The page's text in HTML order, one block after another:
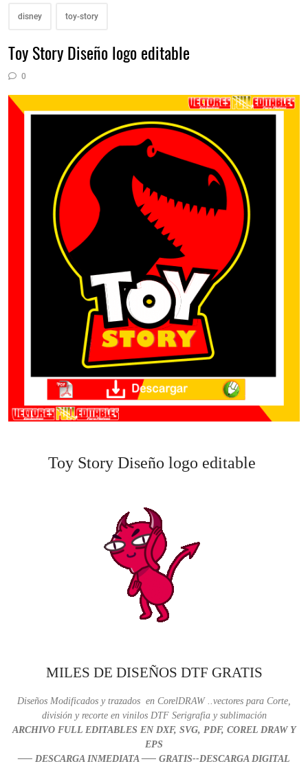
disney toy-story
Toy Story Diseño logo editable
0
Toy Story Diseño logo editable
MILES DE DISEÑOS DTF GRATIS
Diseños Modificados y trazados en CorelDRAW ..vectores para Corte,
división y recorte en vinilos DTF Serigrafia y sublimación
ARCHIVO FULL EDITABLES EN DXF, SVG, PDF, COREL DRAW Y
EPS
—– DESCARGA INMEDIATA —– GRATIS--DESCARGA DIGITAL